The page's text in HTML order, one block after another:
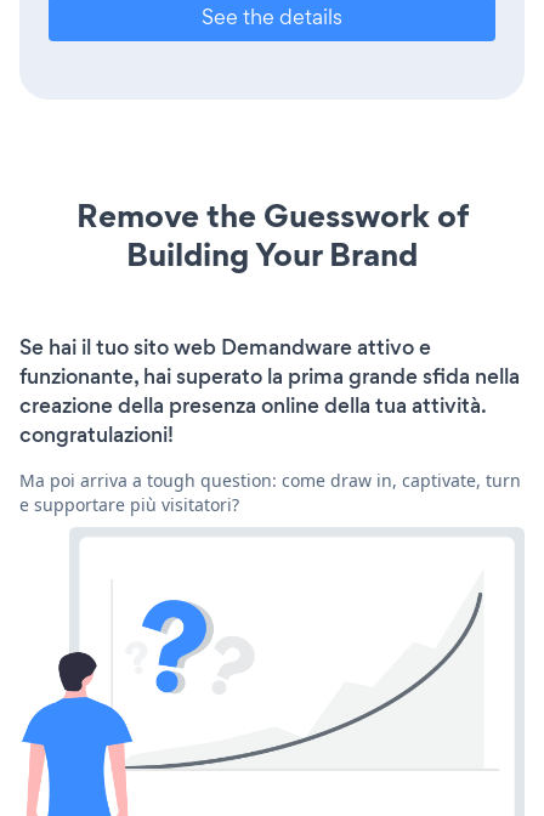
See the details
Remove the Guesswork of
Building Your Brand
Se hai il tuo sito web Demandware attivo e
funzionante, hai superato la prima grande sfida nella
creazione della presenza online della tua attività.
congratulazioni!
Ma poi arriva a tough question: come draw in, captivate, turn
e supportare più visitatori?